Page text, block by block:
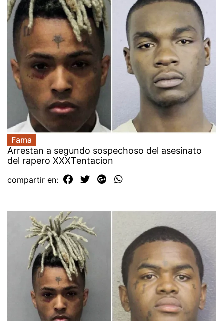
Fama
Arrestan a segundo sospechoso del asesinato
del rapero XXXTentacion
compartir en: